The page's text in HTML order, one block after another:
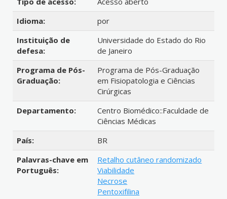
Idioma:
por
Instituição de
defesa:
Universidade do Estado do Rio
de Janeiro
Programa de Pós-
Graduação:
Programa de Pós-Graduação
em Fisiopatologia e Ciências
Cirúrgicas
Departamento:
Centro Biomédico::Faculdade de
Ciências Médicas
País:
BR
Palavras-chave em
Português:
Retalho cutâneo randomizado
Viabilidade
Necrose
Pentoxifilina